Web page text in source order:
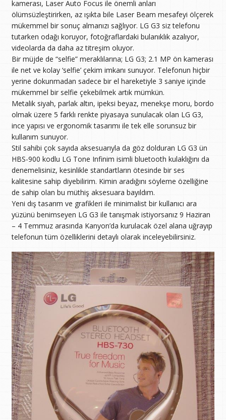
kamerası, Laser Auto Focus ile önemli anları
ölümsüzleştirirken, az ışıkta bile Laser Beam mesafeyi ölçerek
mükemmel bir sonuç almanızı sağlıyor. LG G3 siz telefonu
tutarken odağı koruyor, fotoğraflardaki bulanıklık azalıyor,
videolarda da daha az titreşim oluyor.
Bir müjde de “selfie” meraklılarına; LG G3; 2.1 MP ön kamerası
ile net ve kolay ‘selfie’ çekim imkanı sunuyor. Telefonun hiçbir
yerine dokunmadan sadece bir el hareketiyle 3 saniye içinde
mükemmel bir selfie çekebilmek artık mümkün.
Metalik siyah, parlak altın, ipeksi beyaz, menekşe moru, bordo
olmak üzere 5 farklı renkte piyasaya sunulacak olan LG G3,
ince yapısı ve ergonomik tasarımı ile tek elle sorunsuz bir
kullanım sunuyor.
Stil sahibi çok sayıda aksesuarıyla da göz dolduran LG G3 ün
HBS-900 kodlu LG Tone Infinim isimli bluetooth kulaklığını da
denemelisiniz, kesinlikle standartların ötesinde bir ses
kalitesine sahip diyebilirim. Kimin aradığını söyleme özelliğine
de sahip olan bu müthiş aksesuara bayıldım.
Yeni dış tasarım ve grafikleri ile minimalist bir kullanıcı ara
yüzünü benimseyen LG G3 ile tanışmak istiyorsanız 9 Haziran
– 4 Temmuz arasında Kanyon’da kurulacak özel alana uğrayıp
telefonun tüm özelliklerini detaylı olarak inceleyebilirsiniz.